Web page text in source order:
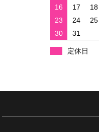
16
17 18
23
24 25
30
31
定休日